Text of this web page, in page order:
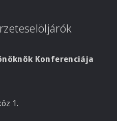
Konferenciája
1.